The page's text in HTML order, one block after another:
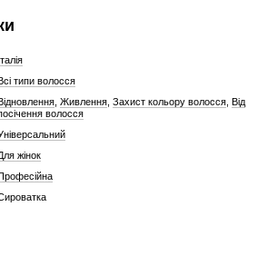
типи волосся
Живлення Захист кольору волосся Від
волосся
жінок